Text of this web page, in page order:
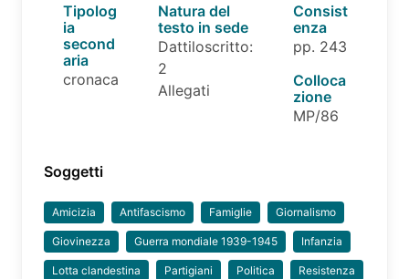
Tipolog
ia
second
aria
cronaca
Natura del
testo in sede
Dattiloscritto:
2
Allegati
Consist
enza
pp. 243
Colloca
zione
MP/86
Soggetti
Amicizia Antifascismo Famiglie Giornalismo
Giovinezza Guerra mondiale 1939-1945 Infanzia
Lotta clandestina Partigiani Politica Resistenza